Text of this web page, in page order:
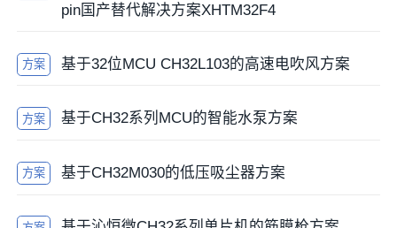
pin国产替代解决方案XHTM32F4
方案 基于32位MCU CH32L103的高速电吹风方案
方案 基于CH32系列MCU的智能水泵方案
方案 基于CH32M030的低压吸尘器方案